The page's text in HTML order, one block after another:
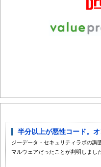
半分以上が悪性コード。
ジーデータ・セキュリティラボの調
マルウェアだったことが判明しました